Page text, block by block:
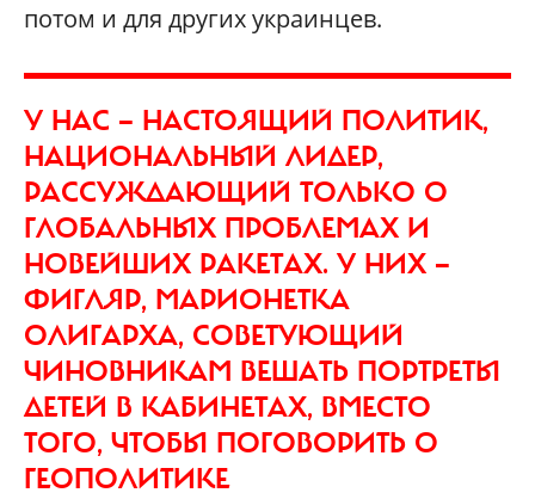
потом и для других украинцев.
У НАС — НАСТОЯЩИЙ ПОЛИТИК,
НАЦИОНАЛЬНЫЙ ЛИДЕР,
РАССУЖДАЮЩИЙ ТОЛЬКО О
ГЛОБАЛЬНЫХ ПРОБЛЕМАХ И
НОВЕЙШИХ РАКЕТАХ. У НИХ —
ФИГЛЯР, МАРИОНЕТКА
ОЛИГАРХА, СОВЕТУЮЩИЙ
ЧИНОВНИКАМ ВЕШАТЬ ПОРТРЕТЫ
ДЕТЕЙ В КАБИНЕТАХ, ВМЕСТО
ТОГО, ЧТОБЫ ПОГОВОРИТЬ О
ГЕОПОЛИТИКЕ